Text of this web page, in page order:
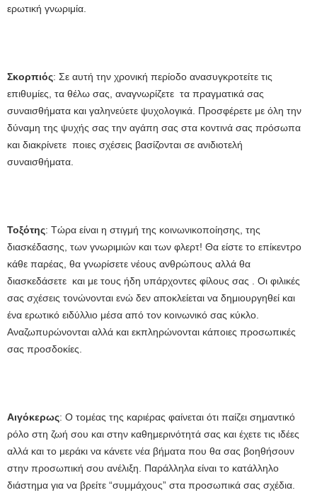
ερωτική γνωριμία.
Σκορπιός: Σε αυτή την χρονική περίοδο ανασυγκροτείτε τις
επιθυμίες, τα θέλω σας, αναγνωρίζετε τα πραγματικά σας
συναισθήματα και γαληνεύετε ψυχολογικά. Προσφέρετε με όλη την
δύναμη της ψυχής σας την αγάπη σας στα κοντινά σας πρόσωπα
και διακρίνετε ποιες σχέσεις βασίζονται σε ανιδιοτελή
συναισθήματα.
Τοξότης: Τώρα είναι η στιγμή της κοινωνικοποίησης, της
διασκέδασης, των γνωριμιών και των φλερτ! Θα είστε το επίκεντρο
κάθε παρέας, θα γνωρίσετε νέους ανθρώπους αλλά θα
διασκεδάσετε και με τους ήδη υπάρχοντες φίλους σας . Οι φιλικές
σας σχέσεις τονώνονται ενώ δεν αποκλείεται να δημιουργηθεί και
ένα ερωτικό ειδύλλιο μέσα από τον κοινωνικό σας κύκλο.
Αναζωπυρώνονται αλλά και εκπληρώνονται κάποιες προσωπικές
σας προσδοκίες.
Αιγόκερως: Ο τομέας της καριέρας φαίνεται ότι παίζει σημαντικό
ρόλο στη ζωή σου και στην καθημερινότητά σας και έχετε τις ιδέες
αλλά και το μεράκι να κάνετε νέα βήματα που θα σας βοηθήσουν
στην προσωπική σου ανέλιξη. Παράλληλα είναι το κατάλληλο
διάστημα για να βρείτε “συμμάχους” στα προσωπικά σας σχέδια.